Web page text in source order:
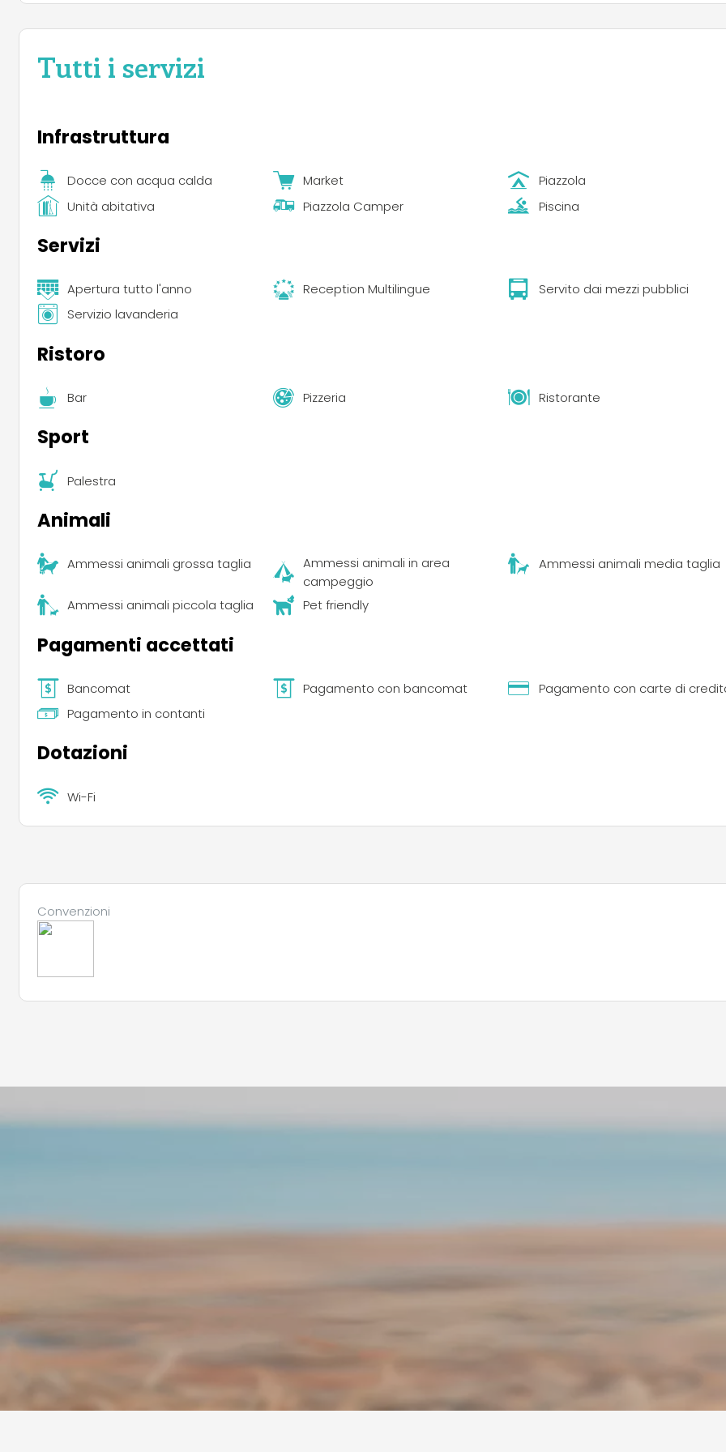
Tutti i servizi
Infrastruttura
Docce con acqua calda Market
Piazzola
Unità abitativa
Piazzola Camper Piscina
Servizi
Apertura tutto l'anno Reception Multilingue
Servito dai mezzi pubblici
Servizio lavanderia
Ristoro
Bar Pizzeria Ristorante
Sport
Palestra
Animali
Ammessi animali grossa taglia
Ammessi animali in area
campeggio
Ammessi animali media taglia
Ammessi animali piccola taglia Pet friendly
Pagamenti accettati
Bancomat Pagamento con bancomat
Pagamento con carte di
Pagamento in contanti
Dotazioni
Wi-Fi
Convenzioni